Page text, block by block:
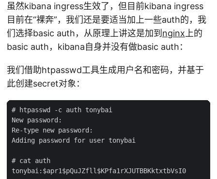
虽然kibana ingress生效了，但目前kibana ingress
目前在“裸奔”，我们还是要适当加上一些auth的，我
们选择basic auth，从原理上讲这是加到 nginx 上的
basic auth，kibana自身并没有做basic auth：
我们借助htpasswd工具生成用户名和密码，并基于
此创建secret对象：
# htpasswd -c auth tonybai
New password:
Re-type new password:
Adding password for user tonybai
# cat auth
tonybai:$apr1$pQuJZfll$KPfa1rXJUTBBKktxtbVsI0